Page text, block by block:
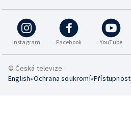
Instagram Facebook YouTube
© Česká televize
English•Ochrana soukromí•Přístupnost